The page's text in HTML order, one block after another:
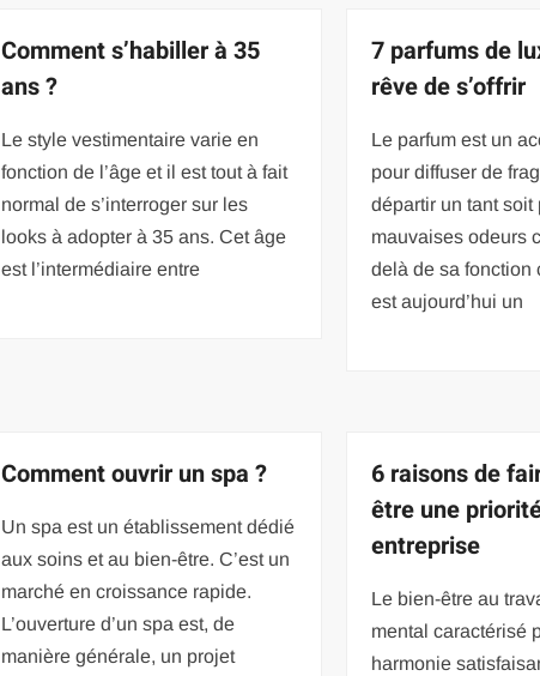
Comment s’habiller à 35
ans ?
Le style vestimentaire varie en
fonction de l’âge et il est tout à fait
normal de s’interroger sur les
looks à adopter à 35 ans. Cet âge
est l’intermédiaire entre
7 parfums de
rêve de s’offrir
Le parfum est un
pour diffuser de
départir un tant soit
mauvaises odeurs
delà de sa fonction
est aujourd’hui un
Comment ouvrir un spa ?
Un spa est un établissement dédié
aux soins et au bien-être. C’est un
marché en croissance rapide.
L’ouverture d’un spa est, de
manière générale, un projet
6 raisons de
être une
entreprise
Le bien-être au
mental caractérisé
harmonie